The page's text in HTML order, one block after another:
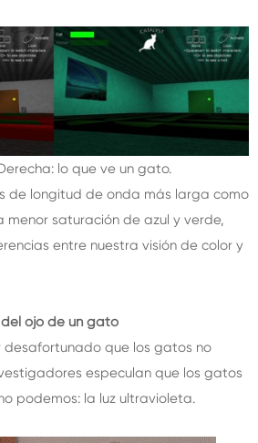
lo que ve un gato.
de longitud de onda más larga como
menor saturación de azul y verde,
entre nuestra visión de color y
del ojo de un gato
desafortunado que los gatos no
especulan que los gatos
podemos: la luz ultravioleta.